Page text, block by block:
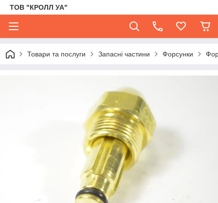
ТОВ "КРОЛЛ УА"
Товари та послуги Запасні частини Форсунки